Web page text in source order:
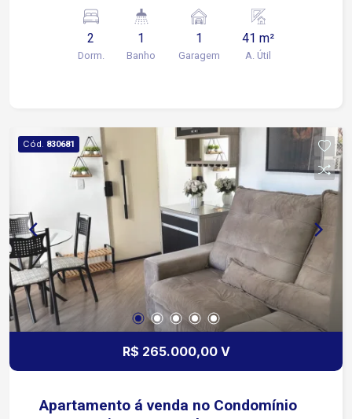
2
Dorm.
1
Banho
1
Garagem
41 m²
A. Útil
Cód. 830681
R$ 265.000,00 V
Apartamento á venda no Condomínio